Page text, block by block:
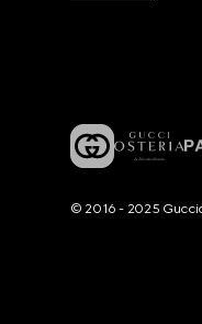
© 2016 - 2025